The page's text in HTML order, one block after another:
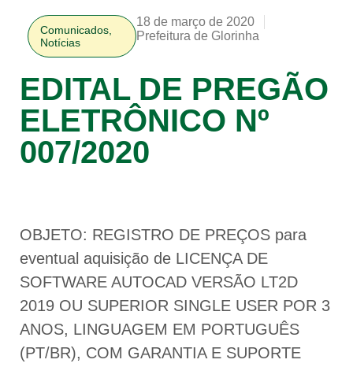
Comunicados
Notícias
18 de março de 2020
Prefeitura de Glorinha
EDITAL DE PREGÃO
ELETRÔNICO Nº
007/2020
OBJETO: REGISTRO DE PREÇOS para
eventual aquisição de LICENÇA DE
SOFTWARE AUTOCAD VERSÃO LT2D
2019 OU SUPERIOR SINGLE USER POR 3
ANOS, LINGUAGEM EM PORTUGUÊS
(PT/BR), COM GARANTIA E SUPORTE